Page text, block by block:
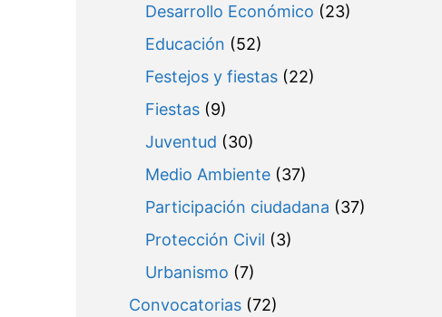
Desarrollo Económico (23)
Educación (52)
Festejos y fiestas(22)
Fiestas(9)
Juventud (30)
Medio Ambiente(37)
Participación ciudadana (37)
Protección Civil (3)
Urbanismo (7)
Convocatorias(72)